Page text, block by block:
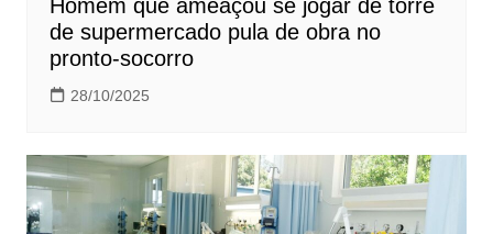
Homem que ameaçou se jogar de torre
de supermercado pula de obra no
pronto-socorro
28/10/2025